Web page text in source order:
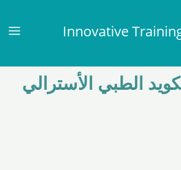
Innovative
الطبي الأسترالي